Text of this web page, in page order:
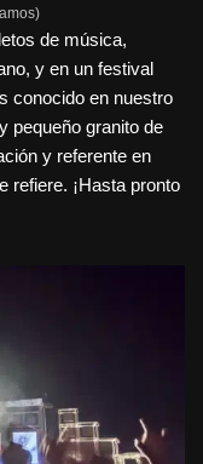
de música,
y en un festival
conocido en nuestro
pequeño granito de
y referente en
refiere. ¡Hasta pronto